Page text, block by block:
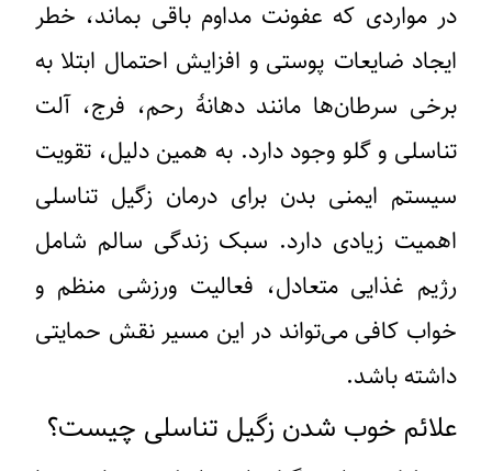
در مواردی که عفونت مداوم باقی بماند، خطر
ایجاد ضایعات پوستی و افزایش احتمال ابتلا به
برخی سرطان‌ها مانند دهانهٔ رحم، فرج، آلت
تناسلی و گلو وجود دارد. به همین دلیل، تقویت
سیستم ایمنی بدن برای درمان زگیل تناسلی
اهمیت زیادی دارد. سبک زندگی سالم شامل
رژیم غذایی متعادل، فعالیت ورزشی منظم و
خواب کافی می‌تواند در این مسیر نقش حمایتی
داشته باشد.
علائم خوب شدن زگیل تناسلی چیست؟